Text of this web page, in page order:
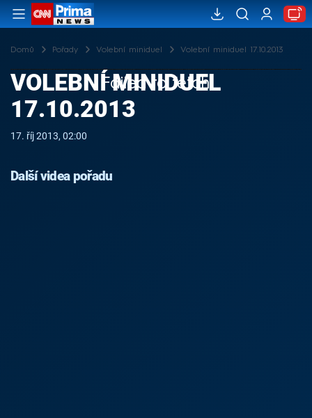
Domů Pořady Volební miniduel Volební miniduel 17.10.2013
Failed to fetch
VOLEBNÍ MINIDUEL
17.10.2013
17. říj 2013, 02:00
Další videa pořadu